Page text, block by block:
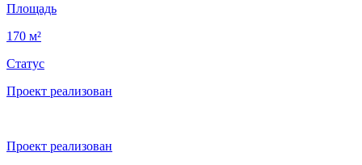
Площадь
170 м²
Статус
Проект реализован
Проект реализован